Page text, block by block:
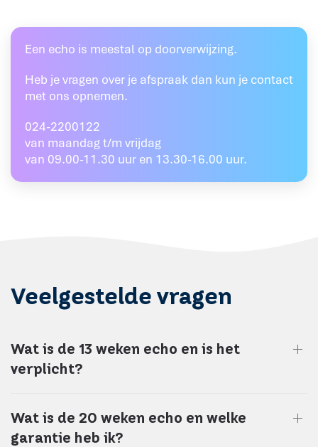
Een echo is meestal op doorverwijzing.
Heb je vragen over je afspraak dan kun je contact
met ons opnemen.
024-2200122
van maandag t/m vrijdag
van 09.00-11.30 uur en 13.30-16.00 uur.
Veelgestelde vragen
Wat is de 13 weken echo en is het
verplicht?
Wat is de 20 weken echo en welke
garantie heb ik?